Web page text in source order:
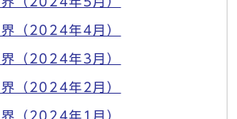
（2024年4月）
（2024年3月）
（2024年2月）
（2024年1月）